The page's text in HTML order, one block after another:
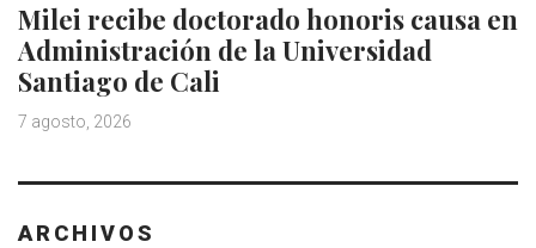
Milei recibe doctorado honoris causa en
Administración de la Universidad
Santiago de Cali
7 agosto, 2026
ARCHIVOS